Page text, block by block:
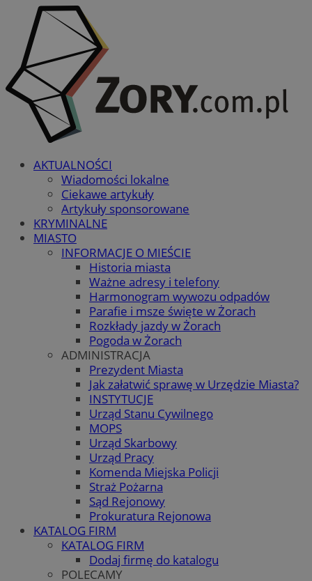
AKTUALNOŚCI
Wiadomości lokalne
Ciekawe artykuły
Artykuły sponsorowane
KRYMINALNE
MIASTO
INFORMACJE O MIEŚCIE
Historia miasta
Ważne adresy i telefony
Harmonogram wywozu odpadów
Parafie i msze święte w Żorach
Rozkłady jazdy w Żorach
Pogoda w Żorach
ADMINISTRACJA
Prezydent Miasta
Jak załatwić sprawę w Urzędzie Miasta?
INSTYTUCJE
Urząd Stanu Cywilnego
MOPS
Urząd Skarbowy
Urząd Pracy
Komenda Miejska Policji
Straż Pożarna
Sąd Rejonowy
Prokuratura Rejonowa
KATALOG FIRM
KATALOG FIRM
Dodaj firmę do katalogu
POLECAMY